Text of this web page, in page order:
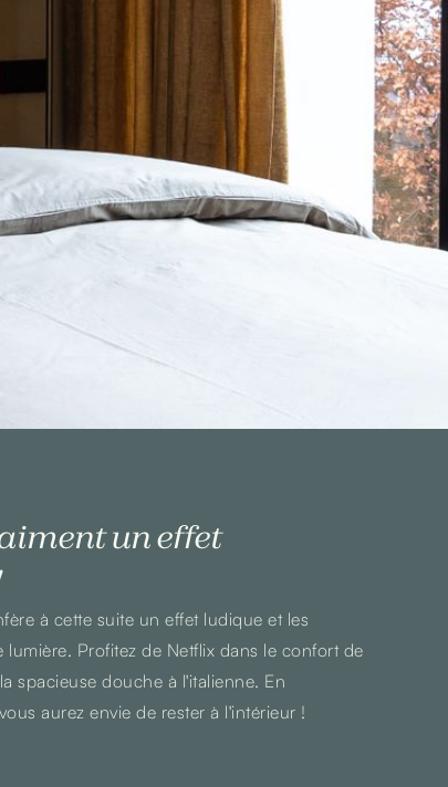
un effet
à cette suite un effet ludique et les
Profitez de Netflix dans le confort de
spacieuse douche à l'italienne. En
aurez envie de rester à l'intérieur !